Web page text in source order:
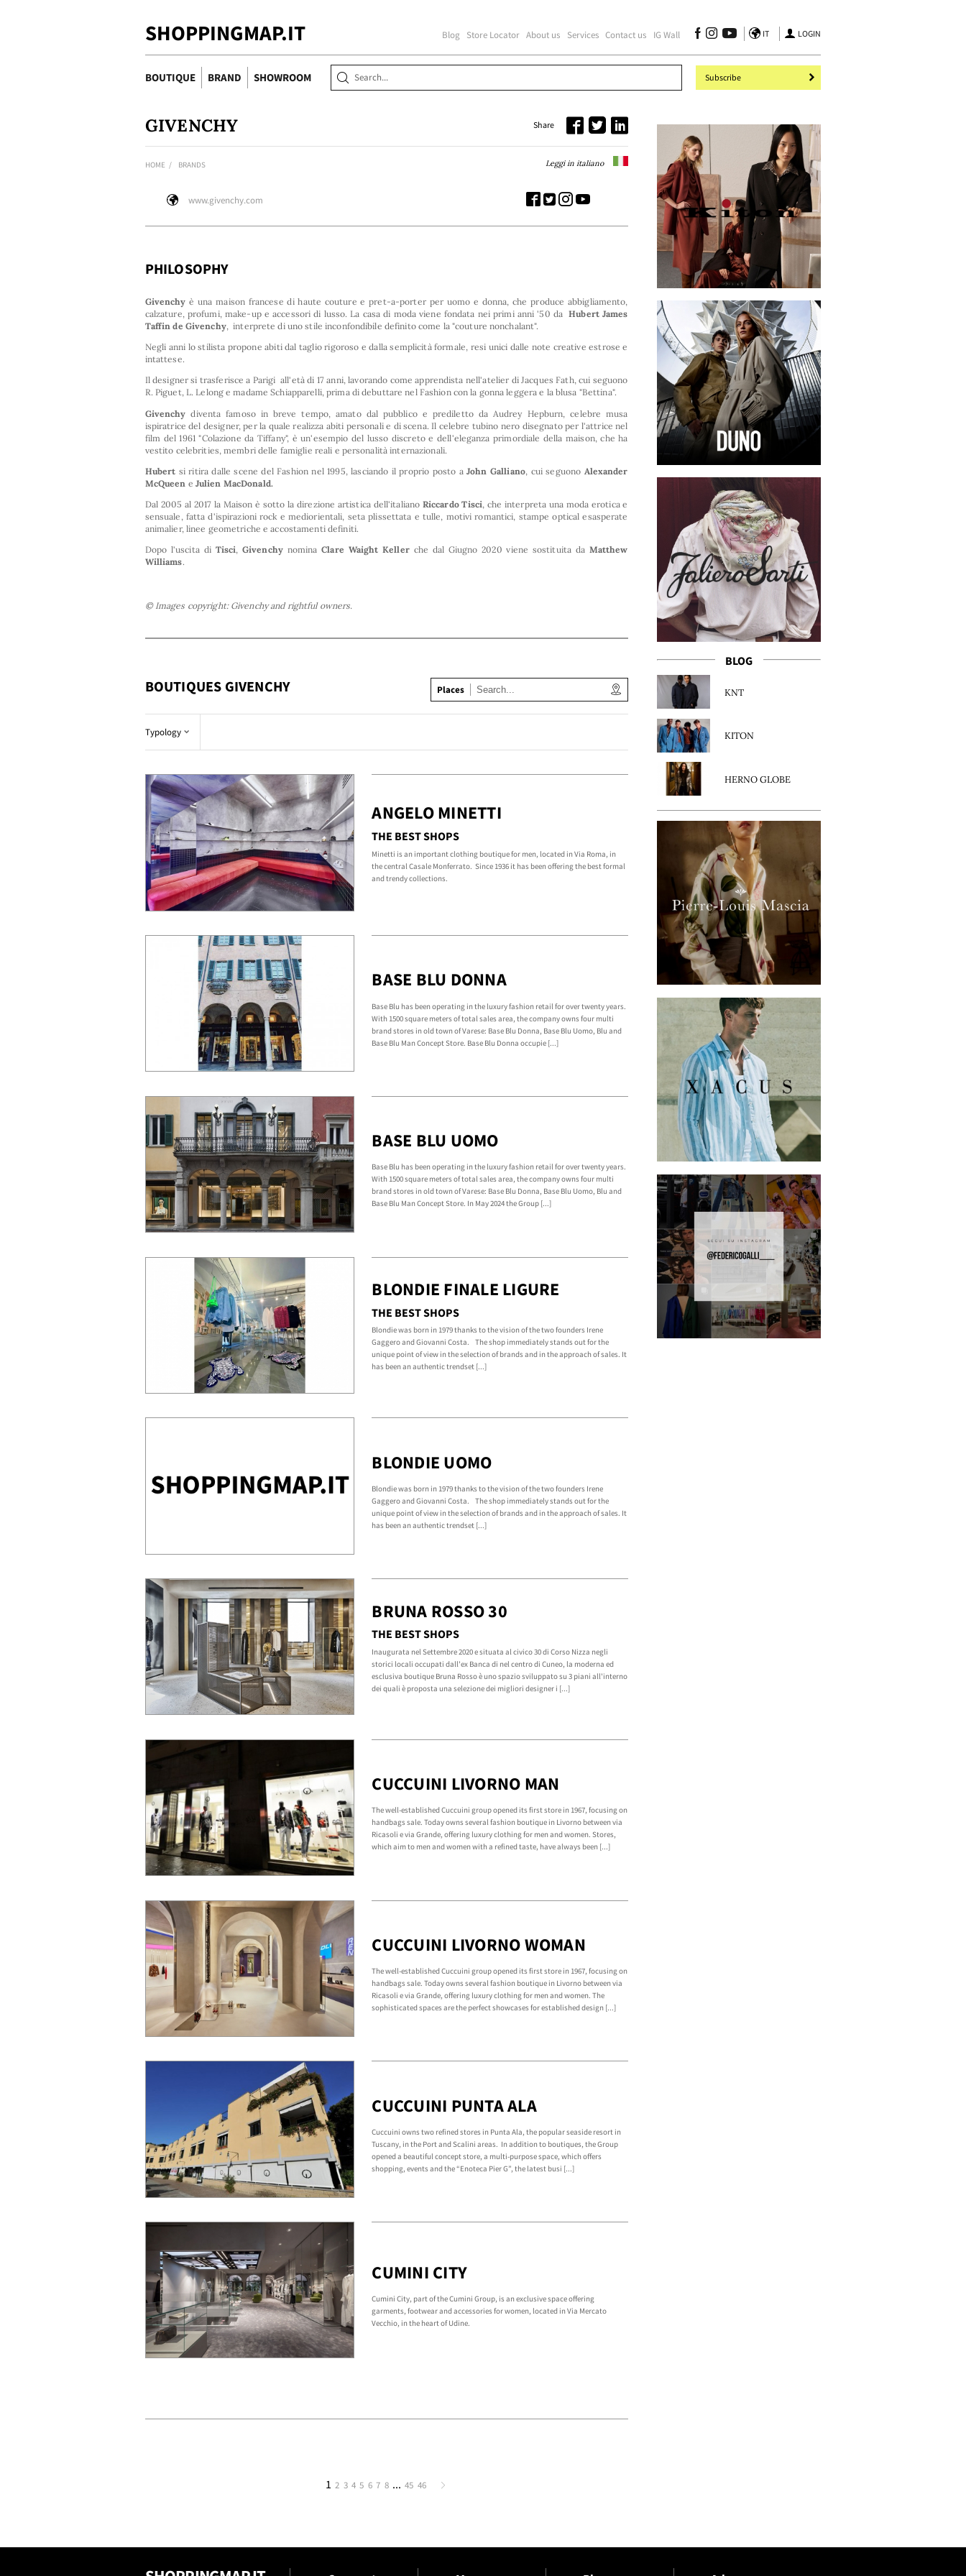
SHOPPINGMAP.IT Blog Store Locator About us Services Contact us IG Wall IT LOGIN
BOUTIQUE BRAND SHOWROOM Subscribe
GIVENCHY Share
HOME BRANDS Leggi in italiano
www.givenchy.com
PHILOSOPHY
Givenchyè una maison francese di haute couture e pret-a-porter per uomo e donna, che produce abbigliamento,
calzature, profumi, make-up e accessori di lusso. La casa di moda viene fondata nei primi anni '50 daHubert James
Taffin de Givenchy, interprete di uno stile inconfondibile definito come la "couture nonchalant".
Negli anni lo stilista propone abiti dal taglio rigoroso e dalla semplicità formale, resi unici dalle note creative estrose e
intattese.
Il designer si trasferisce a Parigi all'età di 17 anni, lavorando come apprendista nell'atelier di Jacques Fath, cui seguono
R. Piguet, L. Lelong e madame Schiapparelli, prima di debuttare nel Fashion con la gonna leggera e la blusa "Bettina".
Givenchy diventa famoso in breve tempo, amato dal pubblico e prediletto da Audrey Hepburn, celebre musa
ispiratrice del designer, per la quale realizza abiti personali e di scena. Il celebre tubino nero disegnato per l'attrice nel
film del 1961 "Colazione da Tiffany", è un'esempio del lusso discreto e dell'eleganza primordiale della maison, che ha
vestito celebrities, membri delle famiglie reali e personalità internazionali.
Hubert si ritira dalle scene del Fashion nel 1995, lasciando il proprio posto aJohn Galliano, cui seguono Alexander
McQueen e Julien MacDonald.
Dal 2005 al 2017 la Maison è sotto la direzione artistica dell'italiano Riccardo Tisci , che interpreta una moda erotica e
sensuale, fatta d'ispirazioni rock e mediorientali, seta plissettata e tulle, motivi romantici, stampe optical esasperate
animalier, linee geometriche e accostamenti definiti.
Dopo l'uscita di Tisci ,GivenchynominaClare Waight Kellerche dal Giugno 2020 viene sostituita da Matthew
Williams.
© Images copyright: Givenchy and rightful owners.
BOUTIQUES GIVENCHY Places
Typology
ANGELO MINETTI
THE BEST SHOPS
Minetti is an important clothing boutique for men, located in Via Roma, in
the central Casale Monferrato. Since 1936 it has been offering the best formal
and trendy collections.
BASE BLU DONNA
Base Blu has been operating in the luxury fashion retail for over twenty years.
With 1500 square meters of total sales area, the company owns four multi
brand stores in old town of Varese: Base Blu Donna, Base Blu Uomo, Blu and
Base Blu Man Concept Store. Base Blu Donna occupie [...]
BASE BLU UOMO
Base Blu has been operating in the luxury fashion retail for over twenty years.
With 1500 square meters of total sales area, the company owns four multi
brand stores in old town of Varese: Base Blu Donna, Base Blu Uomo, Blu and
Base Blu Man Concept Store. In May 2024 the Group [...]
BLONDIE FINALE LIGURE
THE BEST SHOPS
Blondie was born in 1979 thanks to the vision of the two founders Irene
Gaggero and Giovanni Costa. The shop immediately stands out for the
unique point of view in the selection of brands and in the approach of sales. It
has been an authentic trendset [...]
BLONDIE UOMO
Blondie was born in 1979 thanks to the vision of the two founders Irene
Gaggero and Giovanni Costa. The shop immediately stands out for the
unique point of view in the selection of brands and in the approach of sales. It
has been an authentic trendset [...]
BRUNA ROSSO 30
THE BEST SHOPS
Inaugurata nel Settembre 2020 e situata al civico 30 di Corso Nizza negli
storici locali occupati dall'ex Banca di nel centro di Cuneo, la moderna ed
esclusiva boutique Bruna Rosso è uno spazio sviluppato su 3 piani all'interno
dei quali è proposta una selezione dei migliori designer i [...]
CUCCUINI LIVORNO MAN
The well-established Cuccuini group opened its first store in 1967, focusing on
handbags sale. Today owns several fashion boutique in Livorno between via
Ricasoli e via Grande, offering luxury clothing for men and women. Stores,
which aim to men and women with a refined taste, have always been [...]
CUCCUINI LIVORNO WOMAN
The well-established Cuccuini group opened its first store in 1967, focusing on
handbags sale. Today owns several fashion boutique in Livorno between via
Ricasoli e via Grande, offering luxury clothing for men and women. The
sophisticated spaces are the perfect showcases for established design [...]
CUCCUINI PUNTA ALA
Cuccuini owns two refined stores in Punta Ala, the popular seaside resort in
Tuscany, in the Port and Scalini areas. In addition to boutiques, the Group
opened a beautiful concept store, a multi-purpose space, which offers
shopping, events and the “Enoteca Pier G”, the latest busi [...]
CUMINI CITY
Cumini City, part of the Cumini Group, is an exclusive space offering
garments, footwear and accessories for women, located in Via Mercato
Vecchio, in the heart of Udine.
1 2 3 4 5 6 7 8 ... 45 46
BLOG
KNT
KITON
HERNO GLOBE